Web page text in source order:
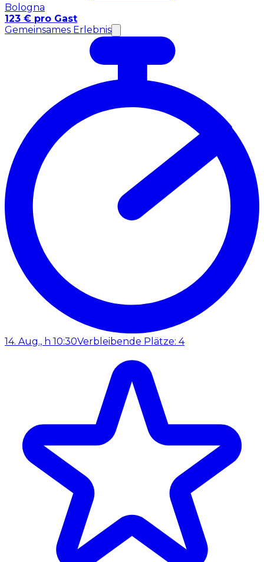
Bologna
123 € pro Gast
Gemeinsames Erlebnis
14. Aug., h 10:30Verbleibende Plätze: 4